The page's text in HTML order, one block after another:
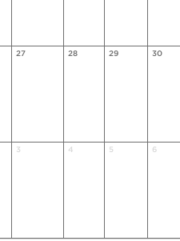
27 28 29 30
3 4 5 6